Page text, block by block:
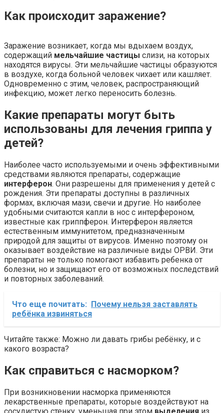
Как происходит заражение?
Заражение возникает, когда мы вдыхаем воздух,
содержащий мельчайшие частицы слизи, на которых
находятся вирусы. Эти мельчайшие частицы образуются
в воздухе, когда больной человек чихает или кашляет.
Одновременно с этим, человек, распространяющий
инфекцию, может легко переносить болезнь.
Какие препараты могут быть
использованы для лечения гриппа у
детей?
Наиболее часто используемыми и очень эффективными
средствами являются препараты, содержащие
интерферон. Они разрешены для применения у детей с
рождения. Эти препараты доступны в различных
формах, включая мази, свечи и другие. Но наиболее
удобными считаются капли в нос с интерфероном,
известные как гриппферон. Интерферон является
естественным иммунитетом, предназначенным
природой для защиты от вирусов. Именно поэтому он
оказывает воздействие на различные виды ОРВИ. Эти
препараты не только помогают избавить ребенка от
болезни, но и защищают его от возможных последствий
и повторных заболеваний.
Что еще почитать: Почему нельзя заставлять
ребёнка извиняться
Читайте также: Можно ли давать грибы ребёнку, и с
какого возраста?
Как справиться с насморком?
При возникновении насморка применяются
лекарственные препараты, которые воздействуют на